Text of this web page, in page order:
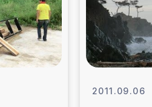
・シリア地震被災者支援
コーヒー生産者支援
ート大規模爆発被災者支援
2011.09.06